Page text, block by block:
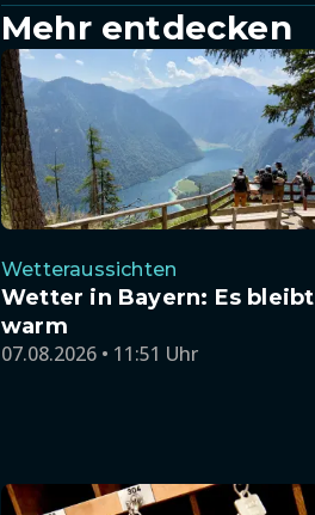
Mehr entdecken
Wetteraussichten
Wetter in Bayern: Es bleibt
warm
07.08.2026 • 11:51 Uhr